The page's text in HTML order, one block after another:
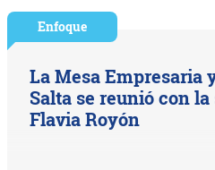
Enfoque
La Mesa Empresaria
Salta se reunió con
Flavia Royón